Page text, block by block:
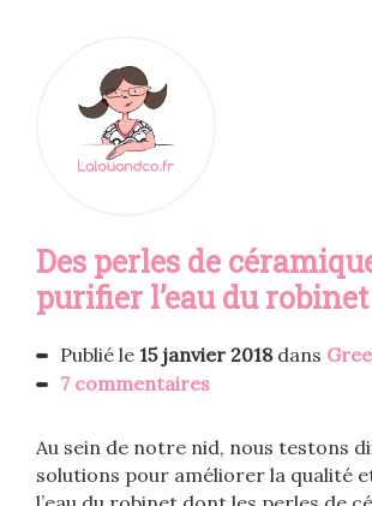
Aménager
Des perles de
purifier l’eau du robinet
Publié le 15 janvier 2018dans
7 commentaires
Au sein de notre nid, nous testons
solutions pour améliorer la qualité